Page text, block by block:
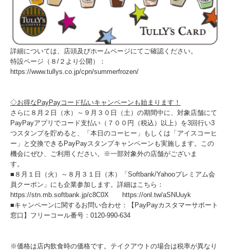
詳細については、店頭及びホームページにてご確認ください。
特設ページ（８/２より公開）：
https://www.tullys.co.jp/cpn/summerfrozen/
◇お得なPayPayコード払いキャンペーンも始まります！
さらに８月２日（水）～９月３０日（土）の期間中に、対象店舗にて
PayPayアプリでコード支払い（７００円（税込）以上）を3回行い3
つスタンプを貯めると、「本日のコーヒー」もしくは「アイスコーヒ
ー」と交換できるPayPayスタンプキャンペーンも実施します。この
機会にぜひ、ご利用ください。※一部対象外の店舗がございま
す。
■８月１日（火）～８月３１日（木）「Softbank/Yahooプレミアム会
員クーポン」にも企業参加します。詳細はこちら：
https://stn.mb.softbank.jp/c8C0X https://onl.tw/aSNUuyk
■キャンペーンに関するお問い合わせ：【PayPayカスタマーサポート
窓口】フリーコール番号：0120-990-634
※価格は店内飲食時の価格です。テイクアウトの場合は税率が異なり